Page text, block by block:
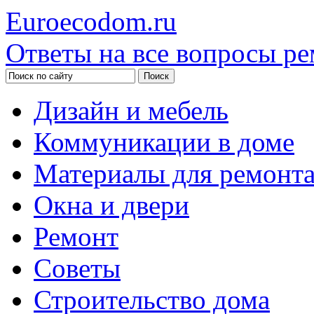
Euroecodom.ru
Ответы на все вопросы
Дизайн и мебель
Коммуникации в доме
Материалы для
Окна и двери
Ремонт
Советы
Строительство дома